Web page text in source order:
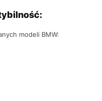
modeli BMW: